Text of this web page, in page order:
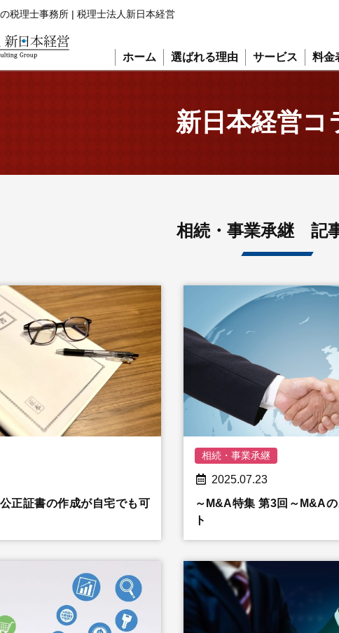
税理士事務所 | 税理士法人新日本経営
ホーム 選ばれる理由 サービス 料金
新日本経営コ
相続・事業承継 記
正証書の作成が自宅でも可
相続・事業承継
2025.07.23
～M&A特集 第3回～M&A
ト